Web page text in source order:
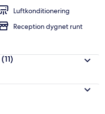
Luftkonditionering
Reception dygnet runt
(11)